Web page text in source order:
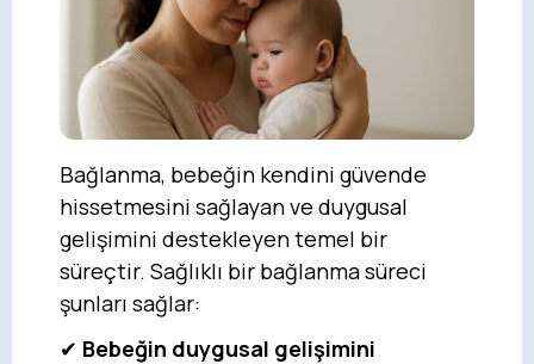
Bağlanma, bebeğin kendini güvende
hissetmesini sağlayan ve duygusal
gelişimini destekleyen temel bir
süreçtir. Sağlıklı bir bağlanma süreci
şunları sağlar:
✔ Bebeğin duygusal gelişimini